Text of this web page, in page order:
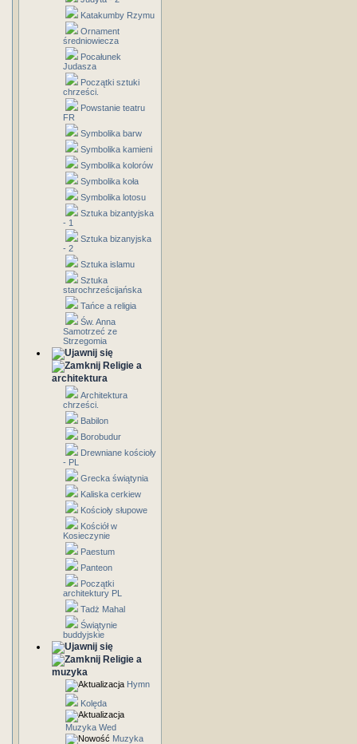
Katakumby Rzymu
Ornament
średniowiecza
Pocałunek
Judasza
Początki sztuki
chrześci.
Powstanie teatru
FR
Symbolika barw
Symbolika kamieni
Symbolika kolorów
Symbolika koła
Symbolika lotosu
Sztuka bizantyjska
- 1
Sztuka bizanyjska
- 2
Sztuka islamu
Sztuka
starochrześcijańska
Tańce a religia
Św. Anna
Samotrzeć ze
Strzegomia
Religie a
architektura
Architektura
chrześci.
Babilon
Borobudur
Drewniane kościoły
- PL
Grecka świątynia
Kaliska cerkiew
Kościoły słupowe
Kościół w
Kosieczynie
Paestum
Panteon
Początki
architektury PL
Tadż Mahal
Świątynie
buddyjskie
Religie a
muzyka
Hymn
Kolęda
Muzyka Wed
Muzyka